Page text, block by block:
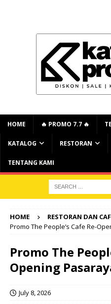
HOME 🔥 PROMO 7.7 🔥
KATALOG RESTORAN
TENTANG KAMI
HOME RESTORAN DAN
Promo The People’s Cafe Re-
Promo The
Opening
July 8, 2026